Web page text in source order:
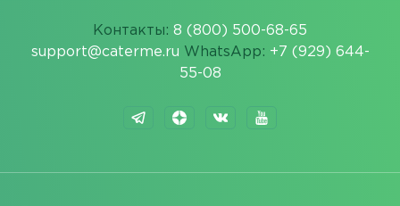
Контакты: 8 (800) 500-68-65
support@caterme.ru WhatsApp: +7 (929) 644-
55-08